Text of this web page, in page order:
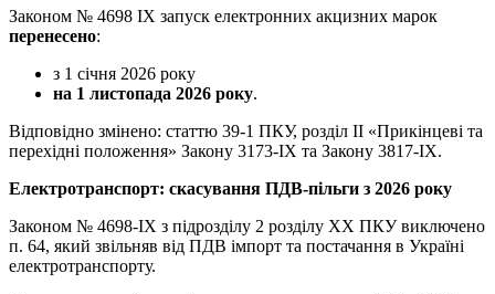
Законом № 4698 IX запуск електронних акцизних марок
перенесено:
з 1 січня 2026 року
на 1 листопада 2026 року.
Відповідно змінено: статтю 39-1 ПКУ, розділ II «Прикінцеві та
перехідні положення» Закону 3173-IX та Закону 3817-IX.
Електротранспорт: скасування ПДВ-пільги з 2026 року
Законом № 4698-IX з підрозділу 2 розділу ХХ ПКУ виключено
п. 64, який звільняв від ПДВ імпорт та постачання в Україні
електротранспорту.